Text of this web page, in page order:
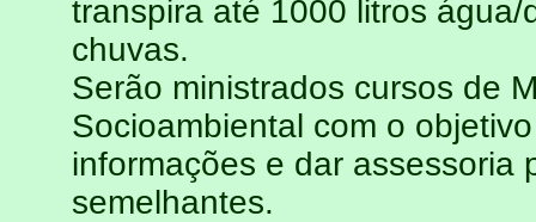
transpira até 1000 litros
chuvas.
Serão ministrados cursos de
Socioambiental com o
informações e dar assessoria
semelhantes.